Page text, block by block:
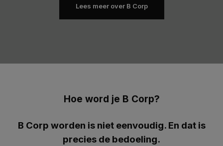
Lees meer over B Corp
Hoe word je B Corp?
B Corp worden is niet eenvoudig. En dat is
precies de bedoeling.